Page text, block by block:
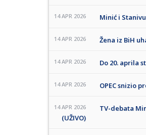
14 APR 2026 Minić i
14 APR 2026 Žena iz BiH
14 APR 2026 Do 20. aprila
14 APR 2026 OPEC snizio
14 APR 2026
TV-debata
(UŽIVO)